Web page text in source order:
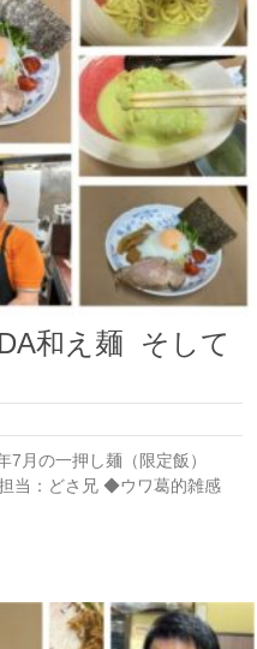
和え麺 そして
月の一押し麺（限定飯）
当：どさ兄 ◆ウワ葛的雑感